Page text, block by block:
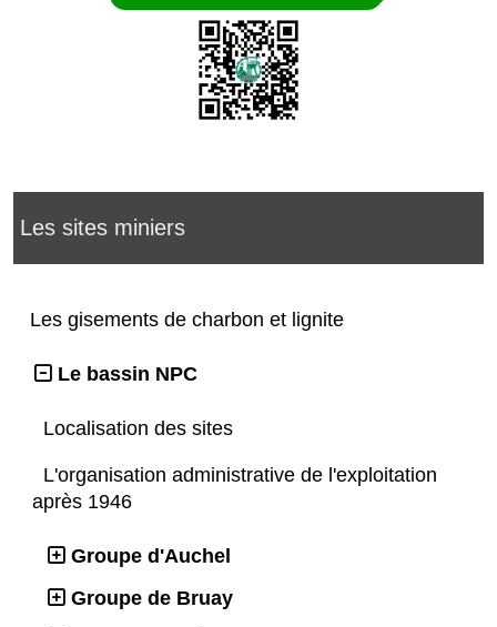
Les sites miniers
Les gisements de charbon et lignite
Le bassin NPC
Localisation des sites
L'organisation administrative de l'exploitation
après 1946
Groupe d'Auchel
Groupe de Bruay